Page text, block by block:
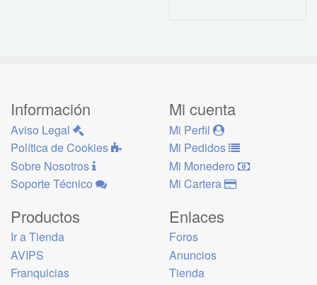
Información
Aviso Legal
Política de Cookies
Sobre Nosotros
Soporte Técnico
Mi cuenta
Mi Perfil
Mi Pedidos
Mi Monedero
Mi Cartera
Productos
Ir a Tienda
AVIPS
Franquicias
Enlaces
Foros
Anuncios
Tienda